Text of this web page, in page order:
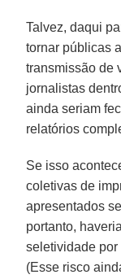
Talvez, daqui
tornar públicas
transmissão de
jornalistas
ainda seriam
relatórios
Se isso
coletivas de
apresentados
portanto,
seletividade por
(Esse risco